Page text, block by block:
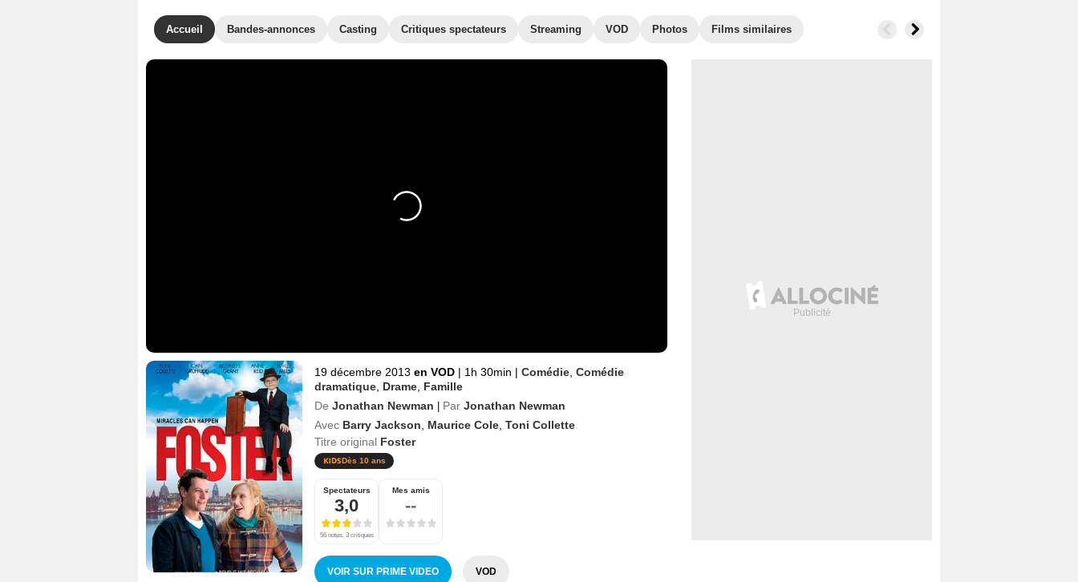
Accueil Bandes-annonces Casting Critiques spectateurs Streaming VOD Photos Films similaires
19 décembre 2013 en VOD | 1h 30min | Comédie Comédie
dramatique Drame Famille
De Jonathan Newman | Par Jonathan Newman
Avec Barry Jackson Maurice Cole Toni Collette
Titre original Foster
Dès 10 ans
Spectateurs
3,0
56 notes, 3 critiques
Mes amis
--
VOIR SUR PRIME VIDEO VOD